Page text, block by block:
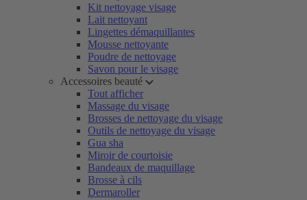
Kit nettoyage visage
Lait nettoyant
Lingettes démaquillantes
Mousse nettoyante
Poudre de nettoyage
Savon pour le visage
Accessoires beauté
Tout afficher
Massage du visage
Brosses de nettoyage du visage
Outils de nettoyage du visage
Gua sha
Miroir de courtoisie
Bandeaux de maquillage
Brosse à cils
Dermaroller